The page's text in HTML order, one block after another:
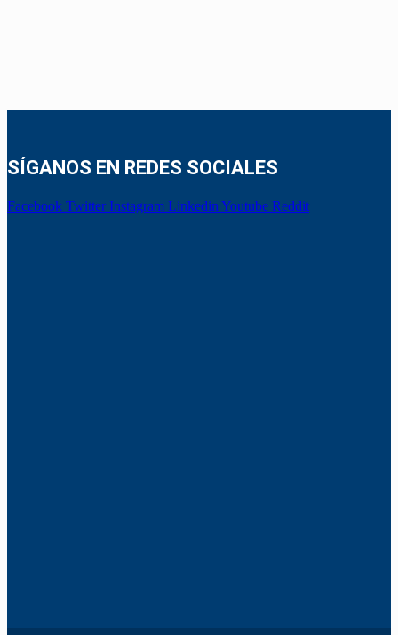
SÍGANOS EN REDES SOCIALES
Facebook Twitter Instagram Linkedin Youtube Reddit